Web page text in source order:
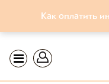
Как оплатить